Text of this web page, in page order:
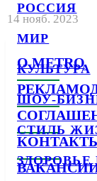
РОССИЯ
МИР
КУЛЬТУРА
ШОУ-
СТИЛЬ
14 нояб. 2023
О METRO